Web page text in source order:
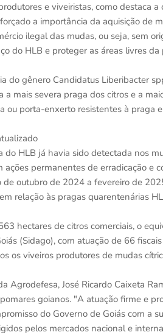
e viveiristas, como destaca
a importância da aquisição de
ilegal das mudas, ou seja, sem
do HLB e proteger as áreas livres
do gênero Candidatus Liberibacter
a mais severa praga dos citros e a
ou porta-enxerto resistentes à praga
HLB já havia sido detectada nos
ações permanentes de erradicação e
de outubro de 2024 a fevereiro de
relação às pragas quarentenárias
hectares de citros comerciais, o
(Sidago), com atuação de 66
os viveiros produtores de mudas
Agrodefesa, José Ricardo Caixeta
goianos. "A atuação firme e
do Governo de Goiás com a
pelos mercados nacional e